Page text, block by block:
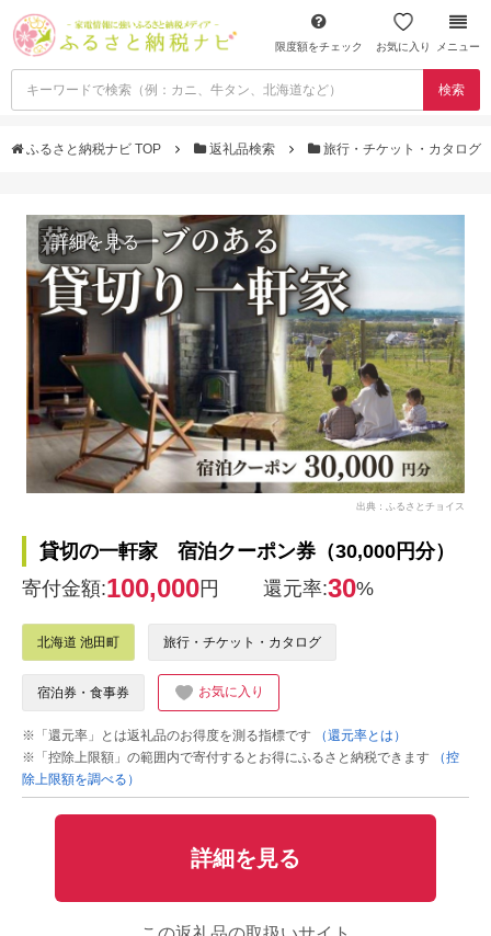
限度額をチェック お気に入り メニュー
検索
ふるさと納税ナビ TOP 返礼品検索 旅行・チケット・カタログ
詳細を見る
出典：ふるさとチョイス
貸切の一軒家 宿泊クーポン券（30,000円分）
寄付金額:100,000円 還元率:30%
北海道 池田町 旅行・チケット・カタログ
宿泊券・食事券 お気に入り
※「還元率」とは返礼品のお得度を測る指標です
（還元率とは）
※「控除上限額」の範囲内で寄付するとお得にふるさと納税できます
（控
除上限額を調べる）
詳細を見る